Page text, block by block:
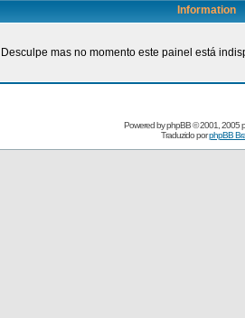
Information
Desculpe mas no momento este painel está
Powered byphpBB© 2001, 2005
Traduzido porphpBB